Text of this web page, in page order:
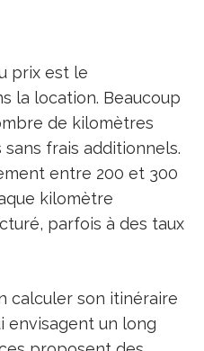
prix est le
la location. Beaucoup
de kilomètres
frais additionnels.
entre 200 et 300
kilomètre
parfois à des taux
calculer son itinéraire
envisagent un long